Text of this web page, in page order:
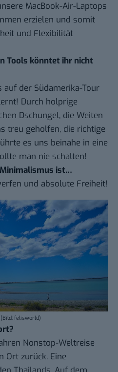
MacBook-Air-Laptops
erzielen und somit
und Flexibilität
Tools könntet ihr nicht
auf der Südamerika-Tour
Durch holprige
Dschungel, die Weiten
treu geholfen, die richtige
es uns beinahe in eine
man nie schalten!
Minimalismus ist…
und absolute Freiheit!
felisworld)
Nonstop-Weltreise
Ort zurück. Eine